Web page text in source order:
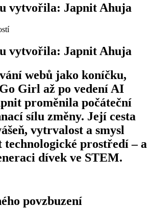
vytvořila: Japnit Ahuja
vytvořila: Japnit Ahuja
webů jako koníčku,
Girl až po vedení AI
proměnila počáteční
sílu změny. Její cesta
vytrvalost a smysl
technologické prostředí – a
dívek ve STEM.
povzbuzení